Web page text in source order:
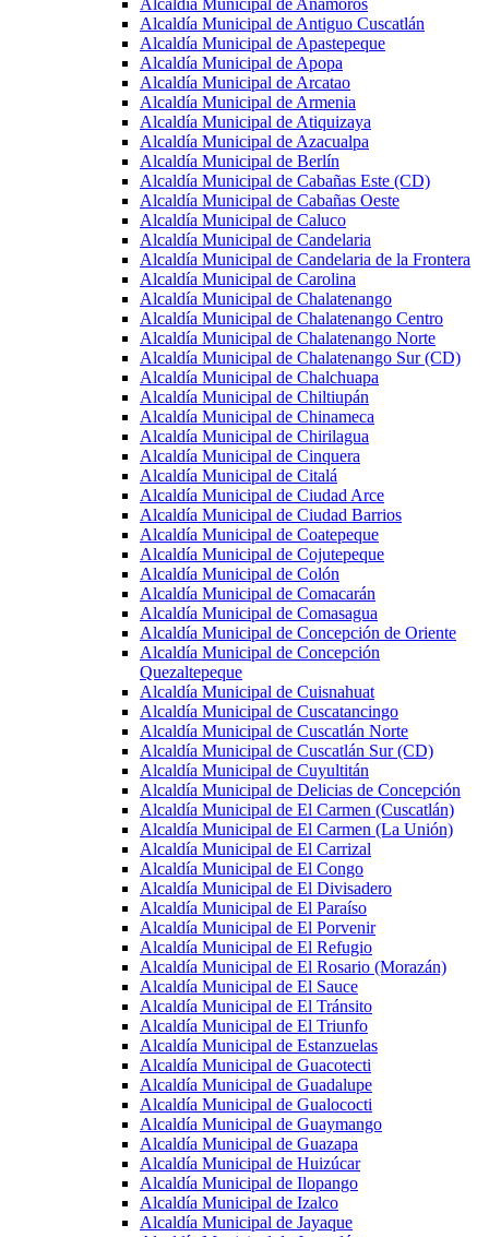
Alcaldía Municipal de Anamorós
Alcaldía Municipal de Antiguo Cuscatlán
Alcaldía Municipal de Apastepeque
Alcaldía Municipal de Apopa
Alcaldía Municipal de Arcatao
Alcaldía Municipal de Armenia
Alcaldía Municipal de Atiquizaya
Alcaldía Municipal de Azacualpa
Alcaldía Municipal de Berlín
Alcaldía Municipal de Cabañas Este (CD)
Alcaldía Municipal de Cabañas Oeste
Alcaldía Municipal de Caluco
Alcaldía Municipal de Candelaria
Alcaldía Municipal de Candelaria de la Frontera
Alcaldía Municipal de Carolina
Alcaldía Municipal de Chalatenango
Alcaldía Municipal de Chalatenango Centro
Alcaldía Municipal de Chalatenango Norte
Alcaldía Municipal de Chalatenango Sur (CD)
Alcaldía Municipal de Chalchuapa
Alcaldía Municipal de Chiltiupán
Alcaldía Municipal de Chinameca
Alcaldía Municipal de Chirilagua
Alcaldía Municipal de Cinquera
Alcaldía Municipal de Citalá
Alcaldía Municipal de Ciudad Arce
Alcaldía Municipal de Ciudad Barrios
Alcaldía Municipal de Coatepeque
Alcaldía Municipal de Cojutepeque
Alcaldía Municipal de Colón
Alcaldía Municipal de Comacarán
Alcaldía Municipal de Comasagua
Alcaldía Municipal de Concepción de Oriente
Alcaldía Municipal de Concepción
Quezaltepeque
Alcaldía Municipal de Cuisnahuat
Alcaldía Municipal de Cuscatancingo
Alcaldía Municipal de Cuscatlán Norte
Alcaldía Municipal de Cuscatlán Sur (CD)
Alcaldía Municipal de Cuyultitán
Alcaldía Municipal de Delicias de Concepción
Alcaldía Municipal de El Carmen (Cuscatlán)
Alcaldía Municipal de El Carmen (La Unión)
Alcaldía Municipal de El Carrizal
Alcaldía Municipal de El Congo
Alcaldía Municipal de El Divisadero
Alcaldía Municipal de El Paraíso
Alcaldía Municipal de El Porvenir
Alcaldía Municipal de El Refugio
Alcaldía Municipal de El Rosario (Morazán)
Alcaldía Municipal de El Sauce
Alcaldía Municipal de El Tránsito
Alcaldía Municipal de El Triunfo
Alcaldía Municipal de Estanzuelas
Alcaldía Municipal de Guacotecti
Alcaldía Municipal de Guadalupe
Alcaldía Municipal de Gualococti
Alcaldía Municipal de Guaymango
Alcaldía Municipal de Guazapa
Alcaldía Municipal de Huizúcar
Alcaldía Municipal de Ilopango
Alcaldía Municipal de Izalco
Alcaldía Municipal de Jayaque